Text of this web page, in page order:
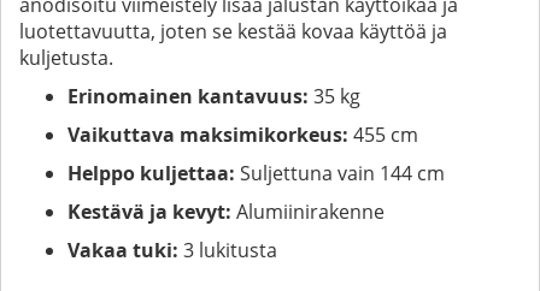
luotettavuutta, joten se kestää kovaa käyttöä ja
kuljetusta.
Erinomainen kantavuus: 35 kg
Vaikuttava maksimikorkeus: 455 cm
Helppo kuljettaa: Suljettuna vain 144 cm
Kestävä ja kevyt: Alumiinirakenne
Vakaa tuki: 3 lukitusta